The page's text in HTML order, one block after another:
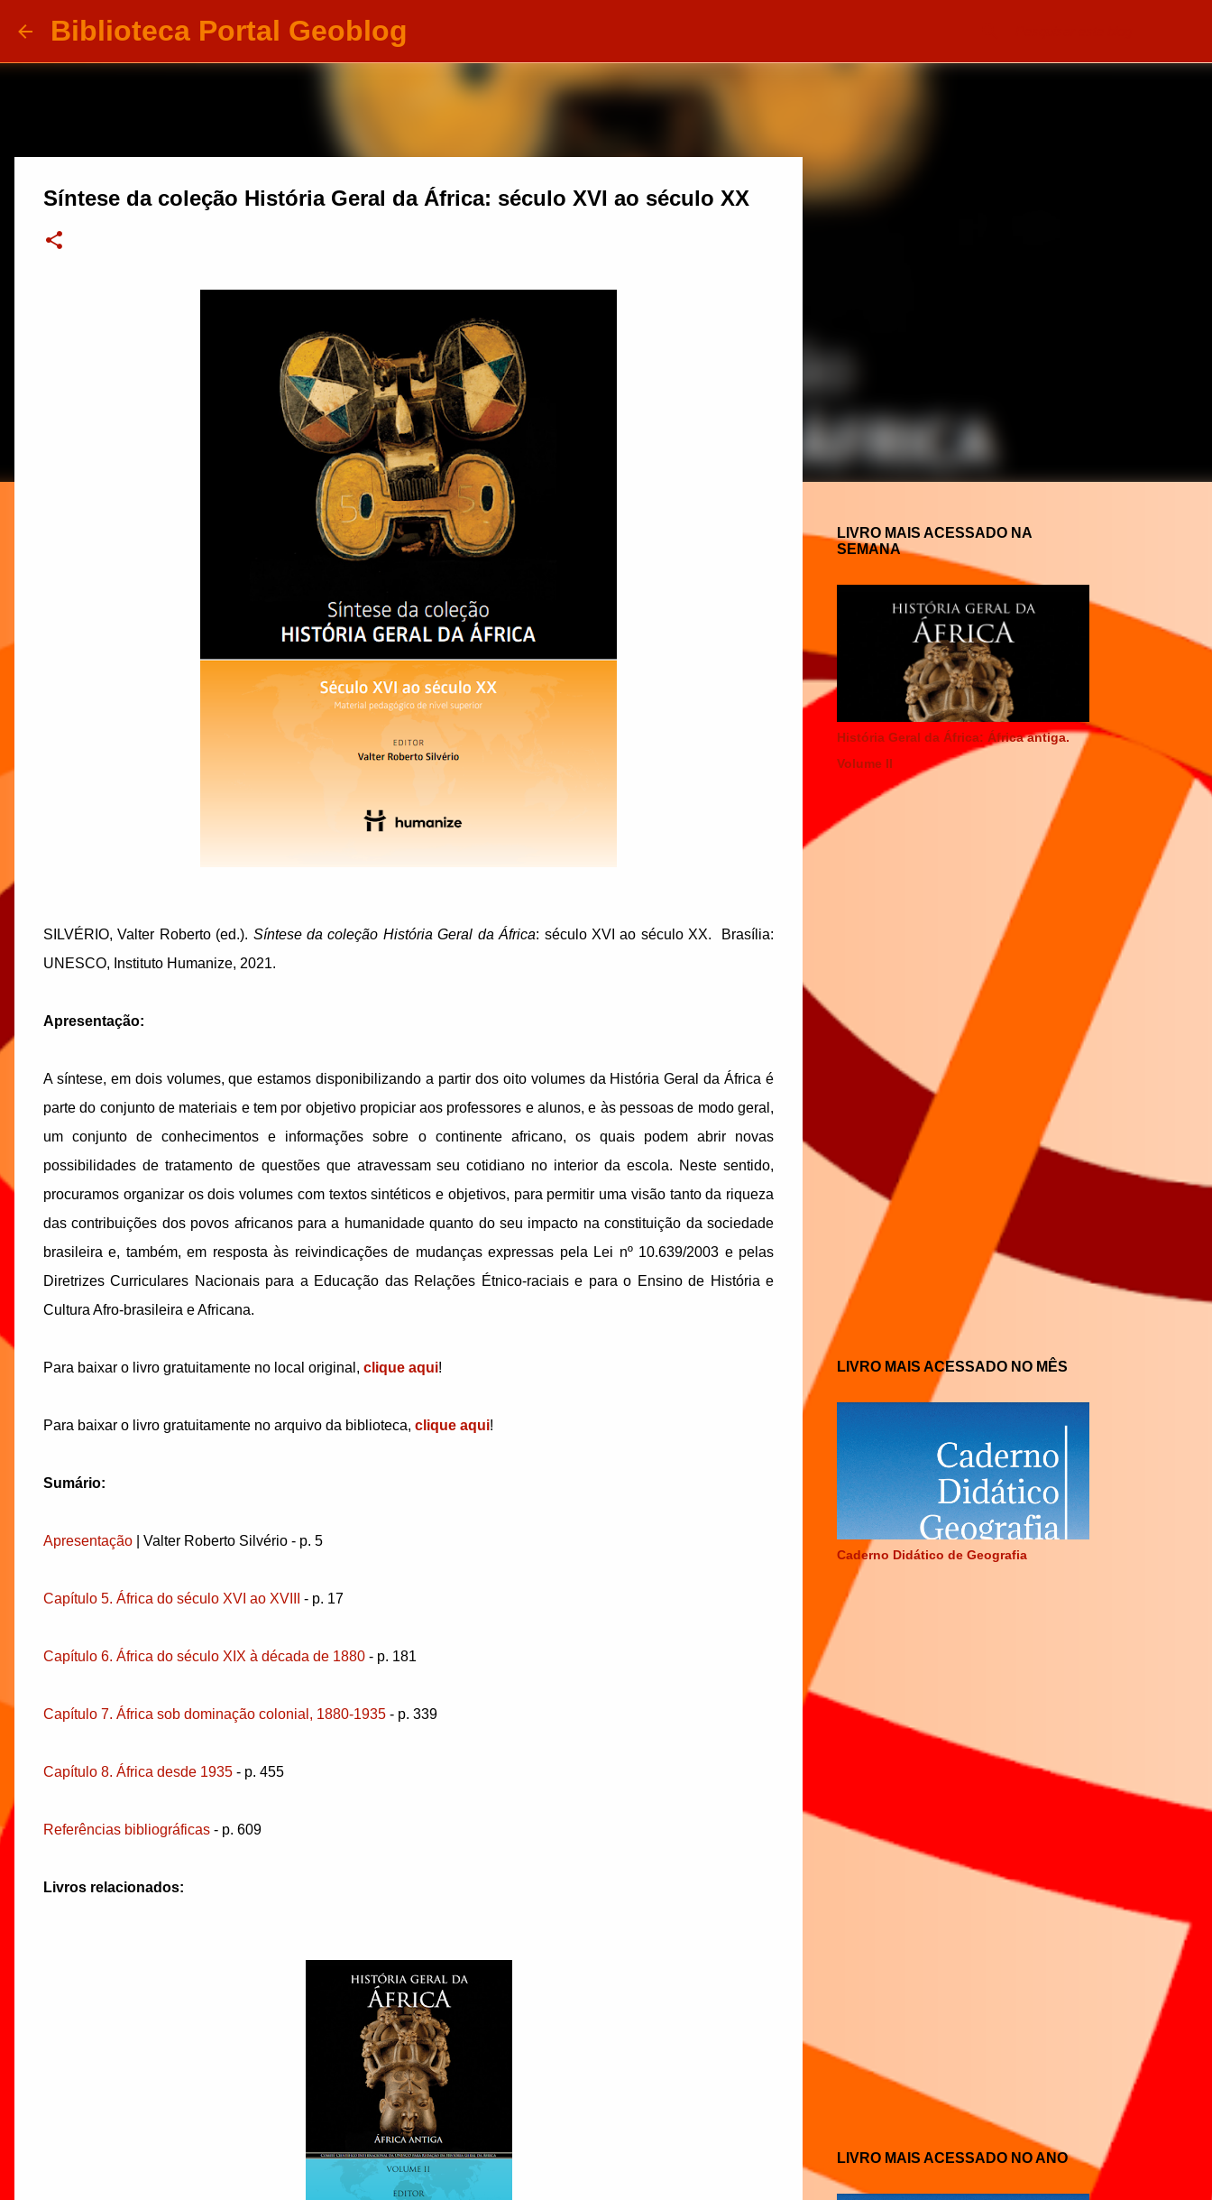
Biblioteca Portal Geoblog
Síntese da coleção História Geral da África: século XVI ao século XX
SILVÉRIO, Valter Roberto (ed.). Síntese da coleção História Geral da África: século XVI ao século XX. Brasília:
UNESCO, Instituto Humanize, 2021.
Apresentação:
A síntese, em dois volumes, que estamos disponibilizando a partir dos oito volumes da História Geral da África é
parte do conjunto de materiais e tem por objetivo propiciar aos professores e alunos, e às pessoas de modo geral,
um conjunto de conhecimentos e informações sobre o continente africano, os quais podem abrir novas
possibilidades de tratamento de questões que atravessam seu cotidiano no interior da escola. Neste sentido,
procuramos organizar os dois volumes com textos sintéticos e objetivos, para permitir uma visão tanto da riqueza
das contribuições dos povos africanos para a humanidade quanto do seu impacto na constituição da sociedade
brasileira e, também, em resposta às reivindicações de mudanças expressas pela Lei nº 10.639/2003 e pelas
Diretrizes Curriculares Nacionais para a Educação das Relações Étnico-raciais e para o Ensino de História e
Cultura Afro-brasileira e Africana.
Para baixar o livro gratuitamente no local original, clique aqui!
Para baixar o livro gratuitamente no arquivo da biblioteca, clique aqui!
Sumário:
Apresentação | Valter Roberto Silvério - p. 5
Capítulo 5. África do século XVI ao XVIII - p. 17
Capítulo 6. África do século XIX à década de 1880 - p. 181
Capítulo 7. África sob dominação colonial, 1880-1935 - p. 339
Capítulo 8. África desde 1935 - p. 455
Referências bibliográficas - p. 609
Livros relacionados:
LIVRO MAIS ACESSADO NA
SEMANA
História Geral da África: África antiga.
Volume II
LIVRO MAIS ACESSADO NO MÊS
Caderno Didático de Geografia
LIVRO MAIS ACESSADO NO ANO